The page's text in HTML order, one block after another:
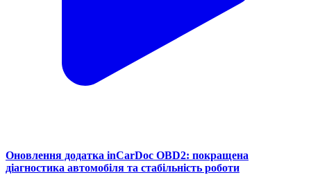
Оновлення додатка inCarDoc OBD2: покращена
діагностика автомобіля та стабільність роботи